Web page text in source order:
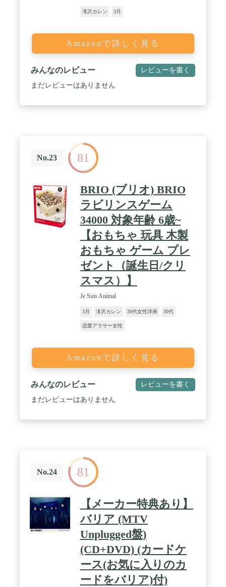
滝沢カレン 3月
Amazonで詳しく見る
みんなのレビュー レビューを書く
まだレビューはありません
No.23 81
BRIO (ブリオ) BRIO
ラビリンスゲーム
34000 対象年齢 6歳~
【おもちゃ 玩具 木製
おもちゃ ゲーム プレ
ゼント（誕生日/クリ
スマス）】
Je Suis Animal
3月 滝沢カレン 30代女性洋画 30代
恋愛アラサー女性
Amazonで詳しく見る
みんなのレビュー レビューを書く
まだレビューはありません
No.24 81
【メーカー特典あり】
バリア (MTV
Unplugged盤)
(CD+DVD) (カードケ
ース(お気に入りのカ
ードをバリア)付)